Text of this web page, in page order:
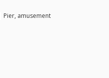
Pier, amusement